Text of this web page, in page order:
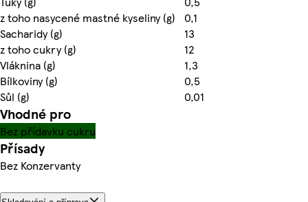
z toho nasycené mastné kyseliny (g)
0,1
Sacharidy (g)
13
z toho cukry (g)
12
Vláknina (g)
1,3
Bílkoviny (g)
0,5
Sůl (g)
0,01
Vhodné pro
Bez přídavku cukru
Přísady
Bez Konzervanty